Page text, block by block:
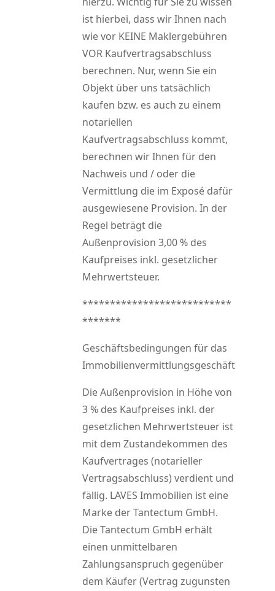
ist hierbei, dass wir Ihnen nach
wie vor KEINE Maklergebühren
VOR Kaufvertragsabschluss
berechnen. Nur, wenn Sie ein
Objekt über uns tatsächlich
kaufen bzw. es auch zu einem
notariellen
Kaufvertragsabschluss kommt,
berechnen wir Ihnen für den
Nachweis und / oder die
Vermittlung die im Exposé dafür
ausgewiesene Provision. In der
Regel beträgt die
Außenprovision 3,00 % des
Kaufpreises inkl. gesetzlicher
Mehrwertsteuer.
***************************
*******
Geschäftsbedingungen für das
Immobilienvermittlungsgeschäft
Die Außenprovision in Höhe von
3 % des Kaufpreises inkl. der
gesetzlichen Mehrwertsteuer ist
mit dem Zustandekommen des
Kaufvertrages (notarieller
Vertragsabschluss) verdient und
fällig. LAVES Immobilien ist eine
Marke der Tantectum GmbH.
Die Tantectum GmbH erhält
einen unmittelbaren
Zahlungsanspruch gegenüber
dem Käufer (Vertrag zugunsten